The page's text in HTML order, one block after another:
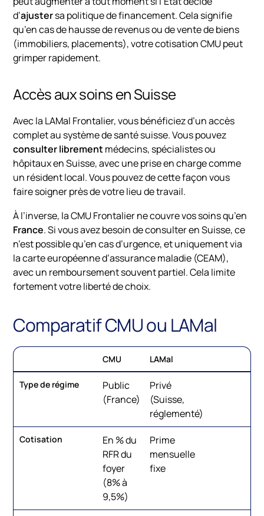
d’ajustersa politique de financement. Cela signifie
qu’en cas de hausse de revenus ou de vente de biens
(immobiliers, placements), votre cotisation CMU peut
grimper rapidement.
Accès aux soins en Suisse
Avec la LAMal Frontalier, vous bénéficiez d’un accès
complet au système de santé suisse. Vous pouvez
consulter librement médecins, spécialistes ou
hôpitaux en Suisse, avec une prise en charge comme
un résident local. Vous pouvez de cette façon vous
faire soigner près de votre lieu de travail.
À l’inverse, la CMU Frontalier ne couvre vos soins qu’en
France. Si vous avez besoin de consulter en Suisse, ce
n’est possible qu’en cas d’urgence, et uniquement via
la carte européenne d’assurance maladie (CEAM),
avec un remboursement souvent partiel. Cela limite
fortement votre liberté de choix.
Comparatif CMU ou LAMal
CMU LAMal
Type de régime
Public
(France)
Privé
(Suisse,
réglementé)
Cotisation
En % du
RFR du
foyer
(8% à
9,5%)
Prime
mensuelle
fixe